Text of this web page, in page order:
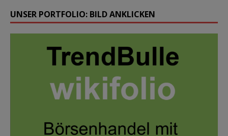
UNSER PORTFOLIO: BILD ANKLICKEN